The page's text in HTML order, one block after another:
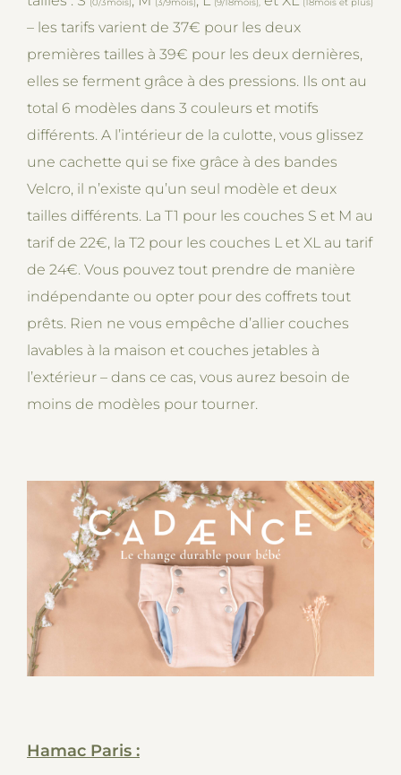
– les tarifs varient de 37€ pour les deux
premières tailles à 39€ pour les deux dernières,
elles se ferment grâce à des pressions. Ils ont au
total 6 modèles dans 3 couleurs et motifs
différents. A l’intérieur de la culotte, vous glissez
une cachette qui se fixe grâce à des bandes
Velcro, il n’existe qu’un seul modèle et deux
tailles différents. La T1 pour les couches S et M au
tarif de 22€, la T2 pour les couches L et XL au tarif
de 24€. Vous pouvez tout prendre de manière
indépendante ou opter pour des coffrets tout
prêts. Rien ne vous empêche d’allier couches
lavables à la maison et couches jetables à
l’extérieur – dans ce cas, vous aurez besoin de
moins de modèles pour tourner.
Hamac Paris :